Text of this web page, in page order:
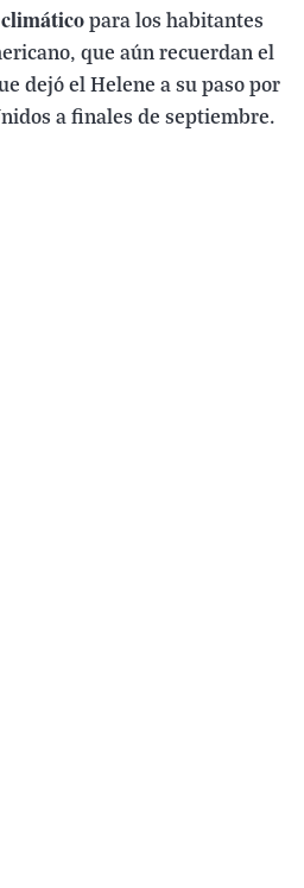
para los habitantes
que aún recuerdan el
dejó el Helene a su paso por
a finales de septiembre.